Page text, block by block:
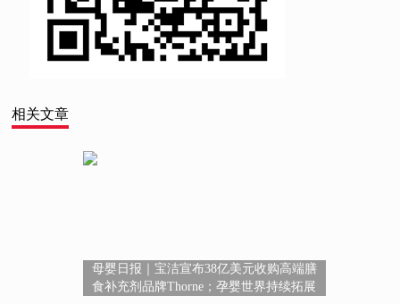
相关文章
母婴日报｜宝洁宣布38亿美元收购高端膳
食补充剂品牌Thorne；孕婴世界持续拓展